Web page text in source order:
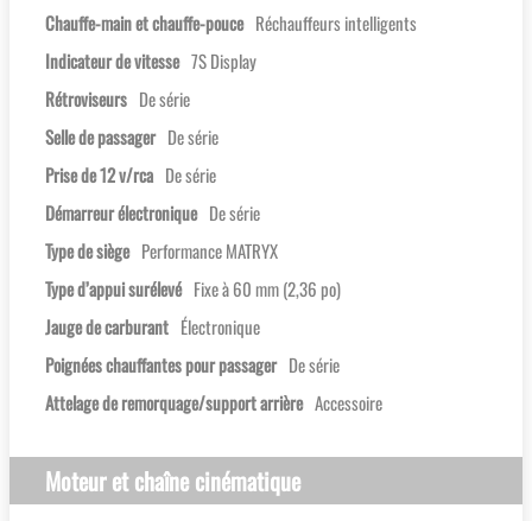
Chauffe-main et chauffe-pouce Réchauffeurs intelligents
Indicateur de vitesse 7S Display
Rétroviseurs De série
Selle de passager De série
Prise de 12 v/rca De série
Démarreur électronique De série
Type de siège Performance MATRYX
Type d’appui surélevé Fixe à 60 mm (2,36 po)
Jauge de carburant Électronique
Poignées chauffantes pour passager De série
Attelage de remorquage/support arrière Accessoire
Moteur et chaîne cinématique